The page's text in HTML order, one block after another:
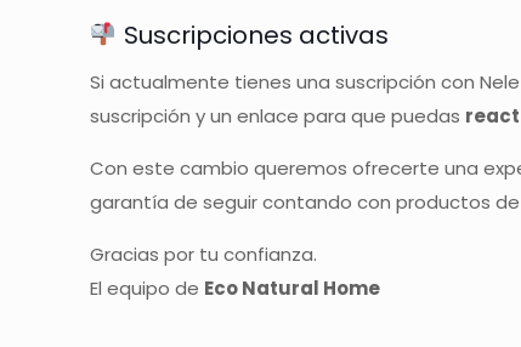
Suscripciones activas
Si actualmente tienes una suscripción con
suscripción y un enlace para que puedas
Con este cambio queremos ofrecerte una
garantía de seguir contando con productos
Gracias por tu confianza.
El equipo de Eco Natural Home